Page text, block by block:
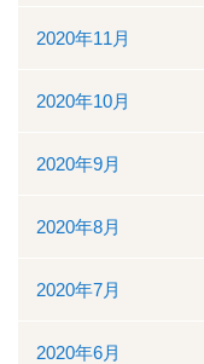
2020年11月
2020年10月
2020年9月
2020年8月
2020年7月
2020年6月